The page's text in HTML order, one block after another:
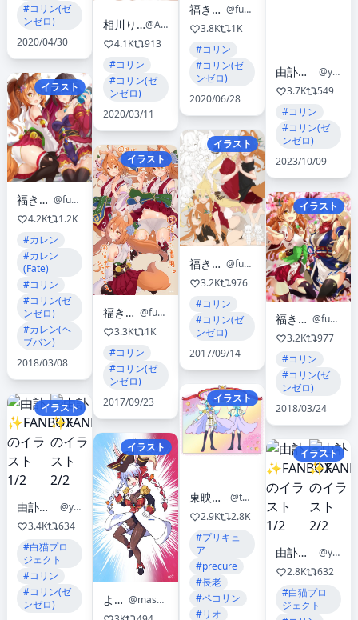
#コリン(ゼ
ンゼロ)
2020/04/30
イラスト
福きつね🦊
@fuku_fox
4.2K
1.2K
#カレン
#カレン
(Fate)
#コリン
#コリン(ゼ
ンゼロ)
#カレン(ヘ
ブバン)
2018/03/08
イラスト
由訃✨FANBOX
@yufukiri
3.4K
634
#白猫プロ
ジェクト
#コリン
#コリン(ゼ
ンゼロ)
相川りょう@C102土曜ヲ33a
@AikawaRyou_12
4.1K
913
#コリン
#コリン(ゼ
ンゼロ)
2020/03/11
イラスト
福きつね🦊
@fuku_fox
3.3K
1K
#コリン
#コリン(ゼ
ンゼロ)
2017/09/23
イラスト
よねっち
@masked_yone
福きつね🦊
@fuku_fox
3.8K
1K
#コリン
#コリン(ゼ
ンゼロ)
2020/06/28
イラスト
福きつね🦊
@fuku_fox
3.2K
976
#コリン
#コリン(ゼ
ンゼロ)
2017/09/14
イラスト
東映アニメーション公式
@toeianime_info
2.9K
2.8K
#プリキュ
ア
#precure
#長老
#ペコリン
#リオ
由訃✨FANBOX
@yufukiri
3.7K
549
#コリン
#コリン(ゼ
ンゼロ)
2023/10/09
イラスト
福きつね🦊
@fuku_fox
3.2K
977
#コリン
#コリン(ゼ
ンゼロ)
2018/03/24
イラスト
由訃✨FANBOX
@yufukiri
2.8K
632
#白猫プロ
ジェクト